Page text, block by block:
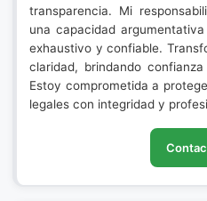
transparencia. Mi
una capacidad
exhaustivo y confiable.
claridad, brindando
Estoy comprometida a
legales con integridad y